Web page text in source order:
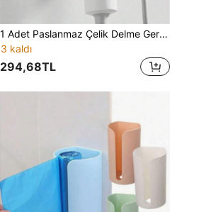
1 Adet Paslanmaz Çelik Delme Gerektirmeyen Saç Kurutma Makinesi Tutucu, Gümüş, Yer Tasarruflu Banyo Depolama Rafı, Vantuzlu Kurulum, Güçlü Yapışkanlı Yer Tasarruflu Banyo Depolama Rafı, Delme Gerektirmez, Ev Kullanımı İçin Uygundur
3 kaldı
294,68TL